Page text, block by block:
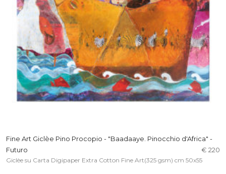
Fine Art Giclèe Pino Procopio - "Baadaaye. Pinocchio d'Africa" -
Futuro
€ 220
Giclèe su Carta Digipaper Extra Cotton Fine Art(325 gsm) cm 50x55